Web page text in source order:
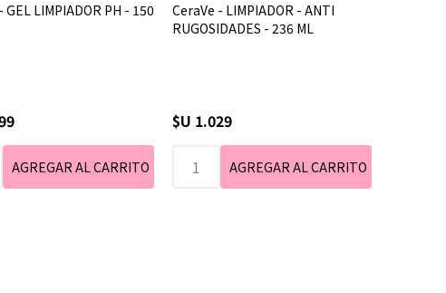
GEL LIMPIADOR PH - 150
CeraVe - LIMPIADOR - ANTI
RUGOSIDADES - 236 ML
$U 1.029